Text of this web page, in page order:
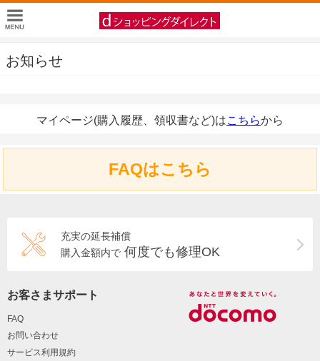
お知らせ
マイページ(購入履歴、領収書など)はこちらから
FAQはこちら
充実の延長補償
購入金額内で 何度でも修理OK
お客さまサポート
FAQ
お問い合わせ
サービス利用規約